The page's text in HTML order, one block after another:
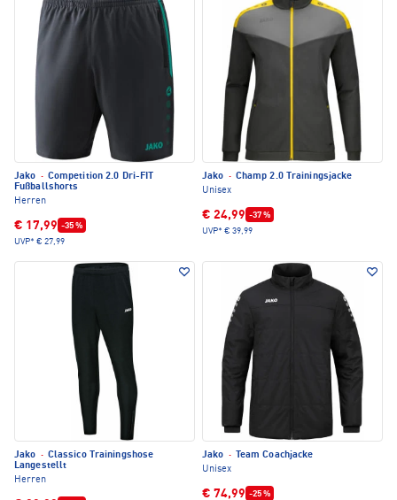
Jako · Competition 2.0 Dri-FIT
Fußballshorts
Herren
€ 17,99 -35 %
UVP* € 27,99
Jako · Champ 2.0 Trainingsjacke
Unisex
€ 24,99 -37 %
UVP* € 39,99
Jako · Classico Trainingshose
Langestellt
Herren
Jako ·
Team Coachjacke
Unisex
€ 74,99 -25 %